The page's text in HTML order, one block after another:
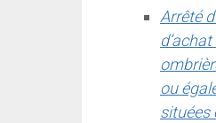
Arrêté
ou
situées